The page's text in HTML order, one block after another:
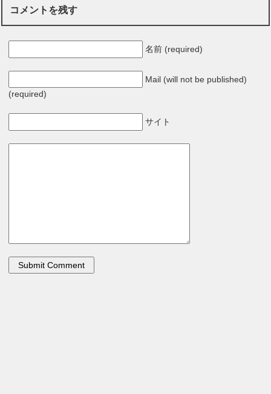
コメントを残す
名前 (required)
Mail (will not be published)
(required)
サイト